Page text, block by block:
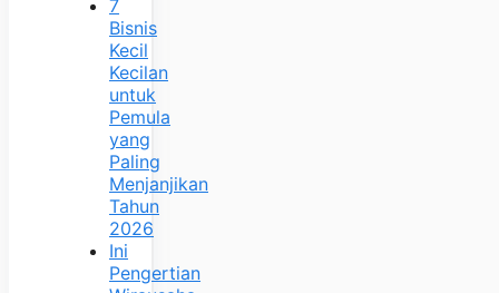
7
Bisnis
Kecil
Kecilan
untuk
Pemula
yang
Paling
Menjanjikan
Tahun
2026
Ini
Pengertian